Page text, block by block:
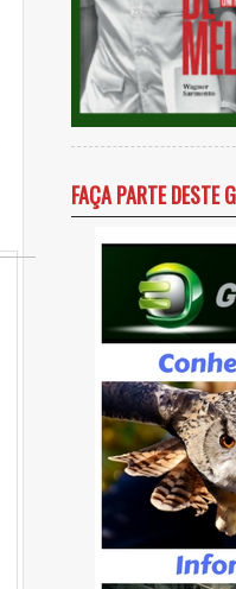
FAÇA PARTE DESTE